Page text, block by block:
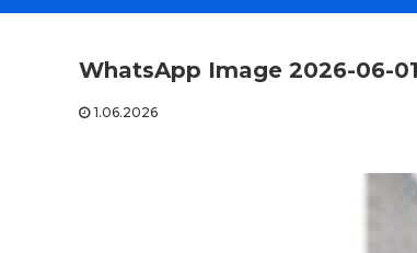
WhatsApp Image 2026-06-
1.06.2026